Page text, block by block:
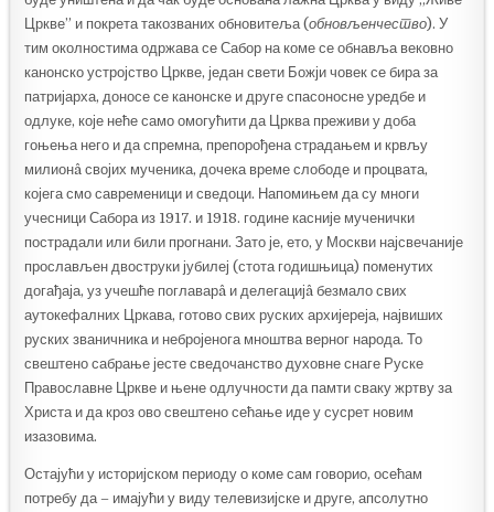
Цркве” и покрета такозваних обновитеља (обновљенчество). У
тим околностима одржава се Сабор на коме се обнавља вековно
канонско устројство Цркве, један свети Божји човек се бира за
патријарха, доносе се канонске и друге спасоносне уредбе и
одлуке, које неће само омогућити да Црква преживи у доба
гоњења него и да спремна, препорођена страдањем и крвљу
милионâ својих мученика, дочека време слободе и процвата,
којега смо савременици и сведоци. Напомињем да су многи
учесници Сабора из 1917. и 1918. године касније мученички
пострадали или били прогнани. Зато је, ето, у Москви најсвечаније
прослављен двоструки јубилеј (стота годишњица) поменутих
догађаја, уз учешће поглаварâ и делегацијâ безмало свих
аутокефалних Цркава, готово свих руских архијереја, највиших
руских званичника и небројенога мноштва верног народа. То
свештено сабрање јесте сведочанство духовне снаге Руске
Православне Цркве и њене одлучности да памти сваку жртву за
Христа и да кроз ово свештено сећање иде у сусрет новим
изазовима.
Остајући у историјском периоду о коме сам говорио, осећам
потребу да – имајући у виду телевизијске и друге, апсолутно